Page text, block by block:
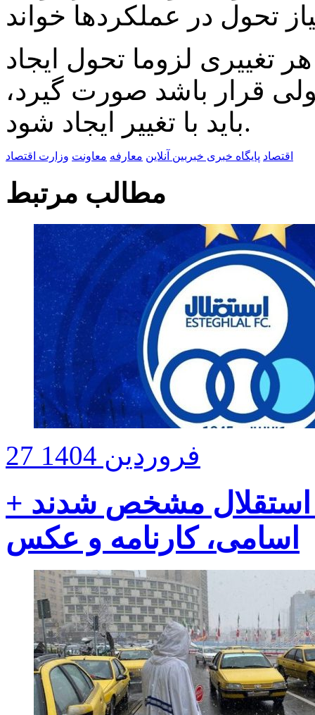
تغییری لزوما تحول ایجاد
قرار باشد صورت گیرد،
باید با تغییر ایجاد شود.
اقتصاد پایگاه خبری خبربین آنلاین معارفه معاونت وزارت اقتصاد
مطالب مرتبط
27 فروردین 1404
استقلال مشخص شدند +
اسامی، کارنامه و عکس